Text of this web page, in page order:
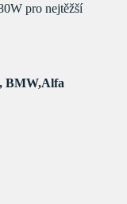
pro nejtěžší
BMW,Alfa